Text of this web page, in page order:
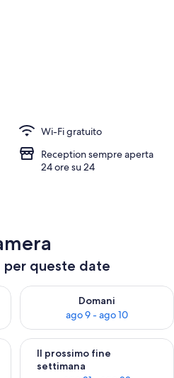
Esterni
Wi-Fi gratuito
Reception sempre aperta
24 ore su 24
per queste date
sera, ago 8 - ago 9
Domani
ago 9 - ago 10
Verifica la disponibilità per
fine settimana, ago 14 -
Il prossimo fine
settimana
Verifica la disponibilità per il